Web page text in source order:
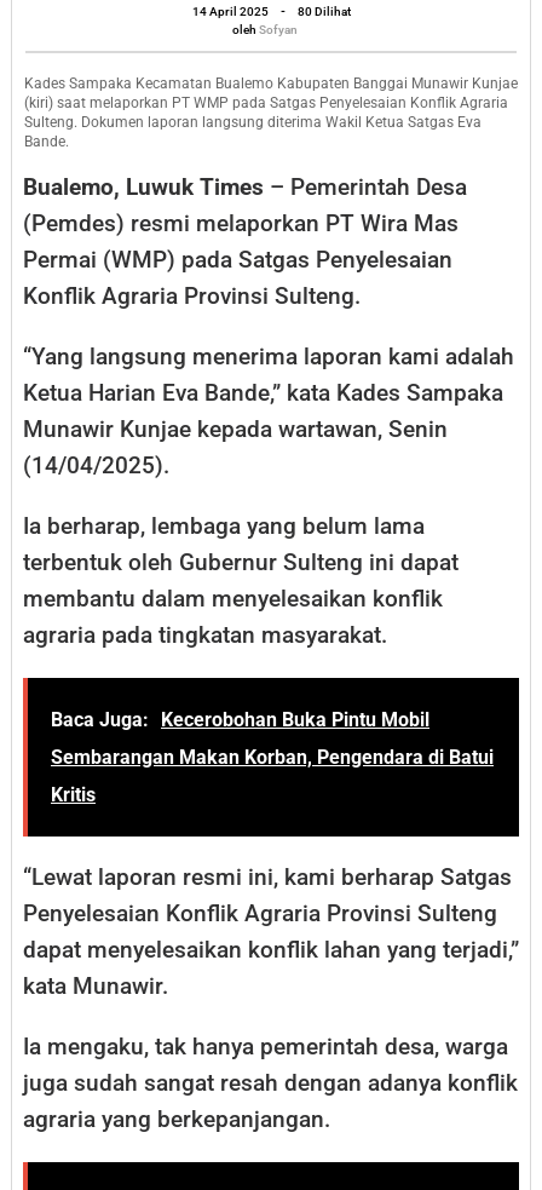
WMP
pada
Satgas
Penyelesaian
Agraria
Sulteng
14 April 2025
oleh
Sofyan
-
80 Dilihat
oleh Sofyan
Kades Sampaka Kecamatan Bualemo Kabupaten Banggai Munawir Kunjae
(kiri) saat melaporkan PT WMP pada Satgas Penyelesaian Konflik Agraria
Sulteng. Dokumen laporan langsung diterima Wakil Ketua Satgas Eva
Bande.
Bualemo, Luwuk Times – Pemerintah Desa
(Pemdes) resmi melaporkan PT Wira Mas
Permai (WMP) pada Satgas Penyelesaian
Konflik Agraria Provinsi Sulteng.
“Yang langsung menerima laporan kami adalah
Ketua Harian Eva Bande,” kata Kades Sampaka
Munawir Kunjae kepada wartawan, Senin
(14/04/2025).
Ia berharap, lembaga yang belum lama
terbentuk oleh Gubernur Sulteng ini dapat
membantu dalam menyelesaikan konflik
agraria pada tingkatan masyarakat.
Baca Juga:
Kecerobohan Buka Pintu Mobil
Sembarangan Makan Korban, Pengendara di Batui
Kritis
“Lewat laporan resmi ini, kami berharap Satgas
Penyelesaian Konflik Agraria Provinsi Sulteng
dapat menyelesaikan konflik lahan yang terjadi,”
kata Munawir.
Ia mengaku, tak hanya pemerintah desa, warga
juga sudah sangat resah dengan adanya konflik
agraria yang berkepanjangan.